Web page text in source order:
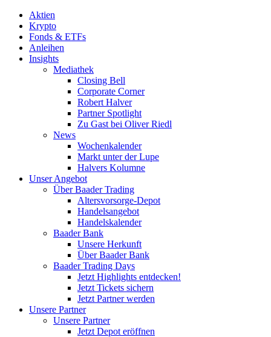
Aktien
Krypto
Fonds & ETFs
Anleihen
Insights
Mediathek
Closing Bell
Corporate Corner
Robert Halver
Partner Spotlight
Zu Gast bei Oliver Riedl
News
Wochenkalender
Markt unter der Lupe
Halvers Kolumne
Unser Angebot
Über Baader Trading
Altersvorsorge-Depot
Handelsangebot
Handelskalender
Baader Bank
Unsere Herkunft
Über Baader Bank
Baader Trading Days
Jetzt Highlights entdecken!
Jetzt Tickets sichern
Jetzt Partner werden
Unsere Partner
Unsere Partner
Jetzt Depot eröffnen